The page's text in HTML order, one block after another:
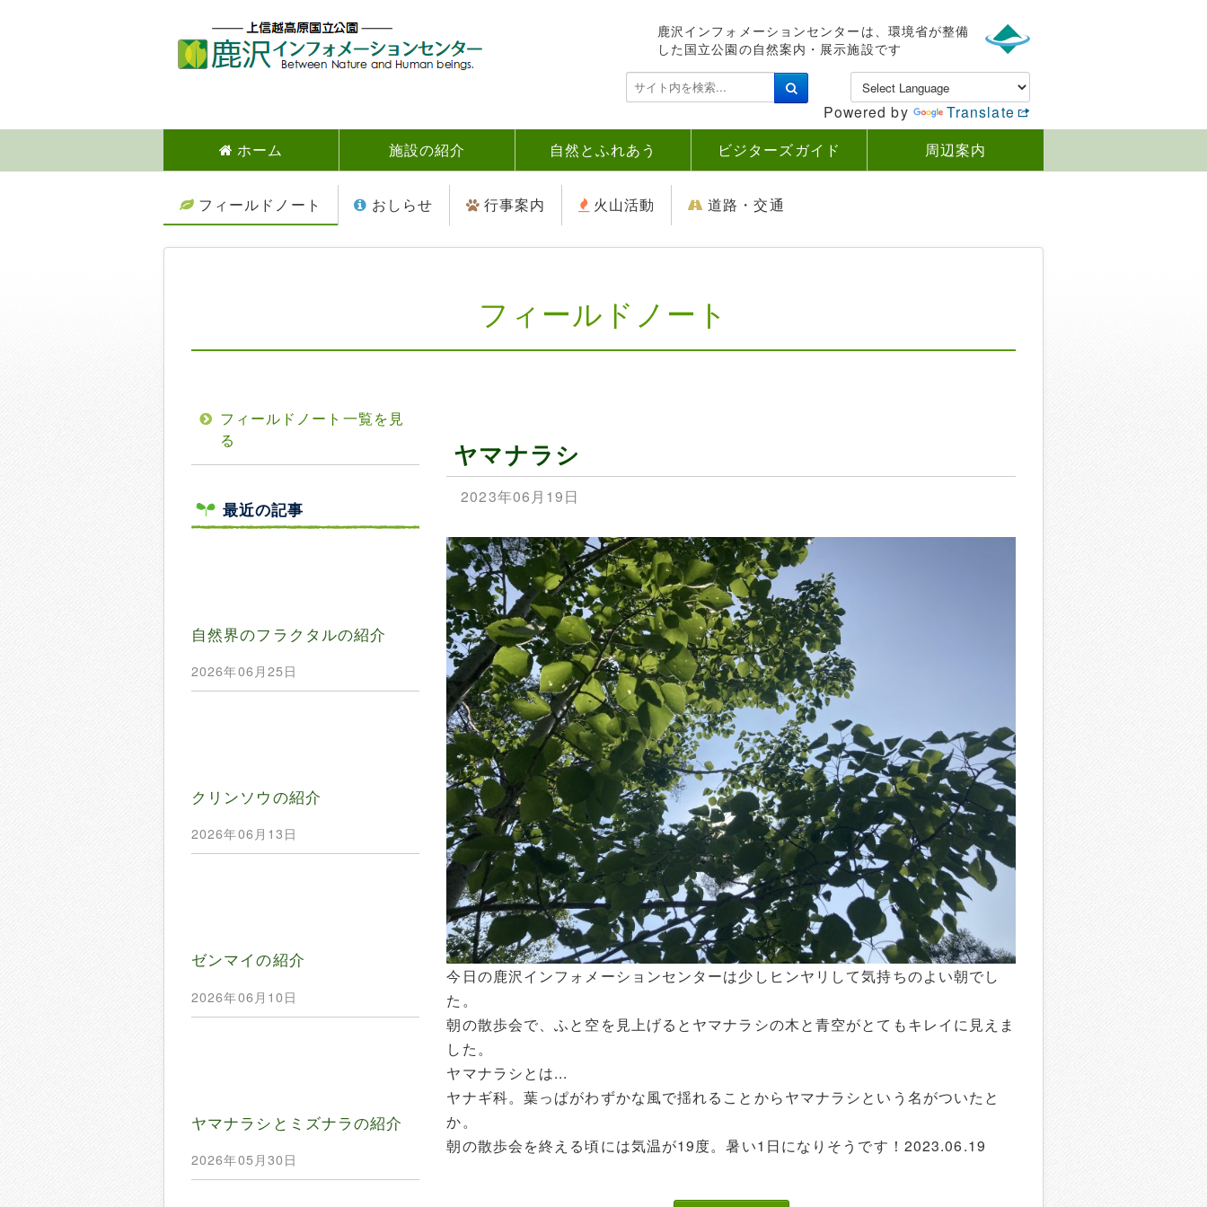
鹿沢インフォメーションセンターは、環境省が整備
した国立公園の自然案内・展示施設です
検
索
.
Powered by
Translate
ホーム
施設の紹介 自然とふれあう ビジターズガイド 周辺案内
フィールドノート おしらせ 行事案内 火山活動 道路・交通
フィールドノート
ヤマナラシ
2023年06月19日
今日の鹿沢インフォメーションセンターは少しヒンヤリして気持ちのよい朝でし
た。
朝の散歩会で、ふと空を見上げるとヤマナラシの木と青空がとてもキレイに見えま
した。
ヤマナラシとは...
ヤナギ科。葉っぱがわずかな風で揺れることからヤマナラシという名がついたと
か。
朝の散歩会を終える頃には気温が19度。暑い1日になりそうです！2023.06.19
フィールドノート一覧を見
る
最近の記事
自然界のフラクタルの紹介
2026年06月25日
クリンソウの紹介
2026年06月13日
ゼンマイの紹介
2026年06月10日
ヤマナラシとミズナラの紹介
2026年05月30日